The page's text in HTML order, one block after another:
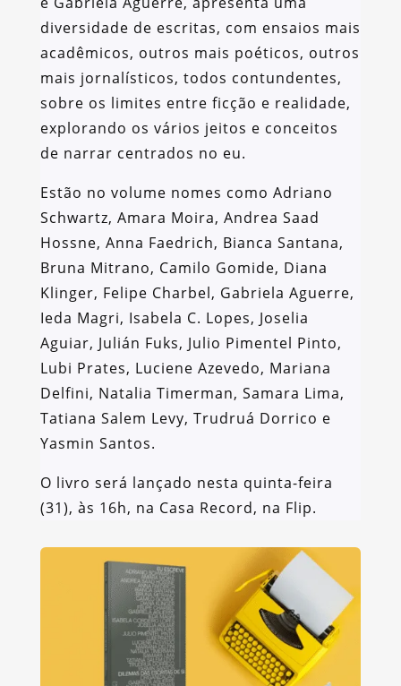
diversidade de escritas, com ensaios mais
acadêmicos, outros mais poéticos, outros
mais jornalísticos, todos contundentes,
sobre os limites entre ficção e realidade,
explorando os vários jeitos e conceitos
de narrar centrados no eu.
Estão no volume nomes como Adriano
Schwartz, Amara Moira, Andrea Saad
Hossne, Anna Faedrich, Bianca Santana,
Bruna Mitrano, Camilo Gomide, Diana
Klinger, Felipe Charbel, Gabriela Aguerre,
Ieda Magri, Isabela C. Lopes, Joselia
Aguiar, Julián Fuks, Julio Pimentel Pinto,
Lubi Prates, Luciene Azevedo, Mariana
Delfini, Natalia Timerman, Samara Lima,
Tatiana Salem Levy, Trudruá Dorrico e
Yasmin Santos.
O livro será lançado nesta quinta-feira
(31), às 16h, na Casa Record, na Flip.